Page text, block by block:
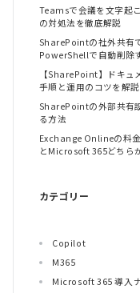
Teamsで会議を文字起
の対処法を徹底解説
SharePointの社外共有
PowerShellで自動削除
【SharePoint】ドキュ
手順と運用のコツを解説
SharePointの外部共有
る方法
Exchange Onlineの料
とMicrosoft 365どちら
カテゴリー
Copilot
M365
Microsoft 365 導入